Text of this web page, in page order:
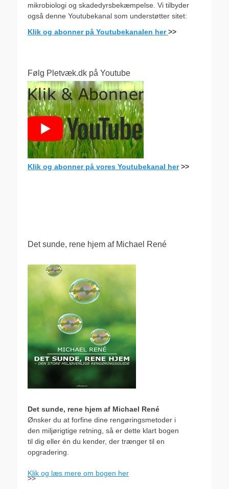
mikrobiologi og skadedyrsbekæmpelse. Vi tilbyder
også denne Youtubekanal som understøtter sitet:
Klik og abonner på Youtubekanalen her>>
Følg Pletvæk.dk på Youtube
Klik og abonner på vores Youtubekanal her>>
Det sunde, rene hjem af Michael René
Det sunde, rene hjem af Michael René
Ønsker du at forfine dine rengøringsmetoder i
den miljørigtige retning, så er dette klart bogen
til dig eller én du kender, der trænger til en
opgradering.
Klik og læs mere om bogen her
>>